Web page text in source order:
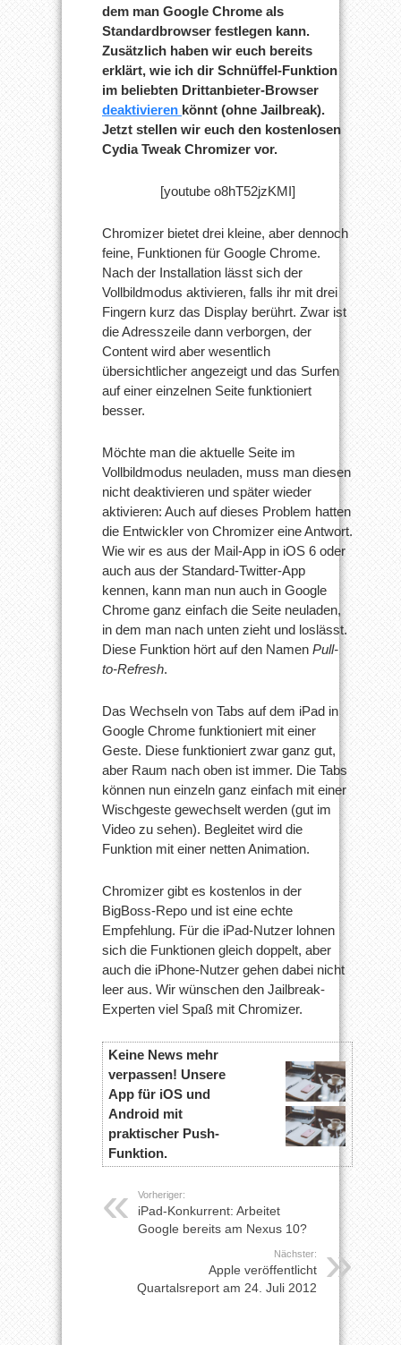
dem man Google Chrome als
Standardbrowser festlegen kann.
Zusätzlich haben wir euch bereits
erklärt, wie ich dir Schnüffel-Funktion
im beliebten Drittanbieter-Browser
deaktivieren könnt (ohne Jailbreak).
Jetzt stellen wir euch den kostenlosen
Cydia Tweak Chromizer vor.
[youtube o8hT52jzKMI]
Chromizer bietet drei kleine, aber dennoch
feine, Funktionen für Google Chrome.
Nach der Installation lässt sich der
Vollbildmodus aktivieren, falls ihr mit drei
Fingern kurz das Display berührt. Zwar ist
die Adresszeile dann verborgen, der
Content wird aber wesentlich
übersichtlicher angezeigt und das Surfen
auf einer einzelnen Seite funktioniert
besser.
Möchte man die aktuelle Seite im
Vollbildmodus neuladen, muss man diesen
nicht deaktivieren und später wieder
aktivieren: Auch auf dieses Problem hatten
die Entwickler von Chromizer eine Antwort.
Wie wir es aus der Mail-App in iOS 6 oder
auch aus der Standard-Twitter-App
kennen, kann man nun auch in Google
Chrome ganz einfach die Seite neuladen,
in dem man nach unten zieht und loslässt.
Diese Funktion hört auf den Namen Pull-
to-Refresh.
Das Wechseln von Tabs auf dem iPad in
Google Chrome funktioniert mit einer
Geste. Diese funktioniert zwar ganz gut,
aber Raum nach oben ist immer. Die Tabs
können nun einzeln ganz einfach mit einer
Wischgeste gewechselt werden (gut im
Video zu sehen). Begleitet wird die
Funktion mit einer netten Animation.
Chromizer gibt es kostenlos in der
BigBoss-Repo und ist eine echte
Empfehlung. Für die iPad-Nutzer lohnen
sich die Funktionen gleich doppelt, aber
auch die iPhone-Nutzer gehen dabei nicht
leer aus. Wir wünschen den Jailbreak-
Experten viel Spaß mit Chromizer.
Keine News mehr
verpassen! Unsere
App für iOS und
Android mit
praktischer Push-
Funktion.
Vorheriger:
iPad-Konkurrent: Arbeitet
Google bereits am Nexus 10?
Nächster:
Apple veröffentlicht
Quartalsreport am 24. Juli 2012